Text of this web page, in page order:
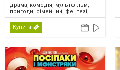
драма, комедія, мультфільм,
пригоди, сімейний, фентезі,
США, 2026
Купити